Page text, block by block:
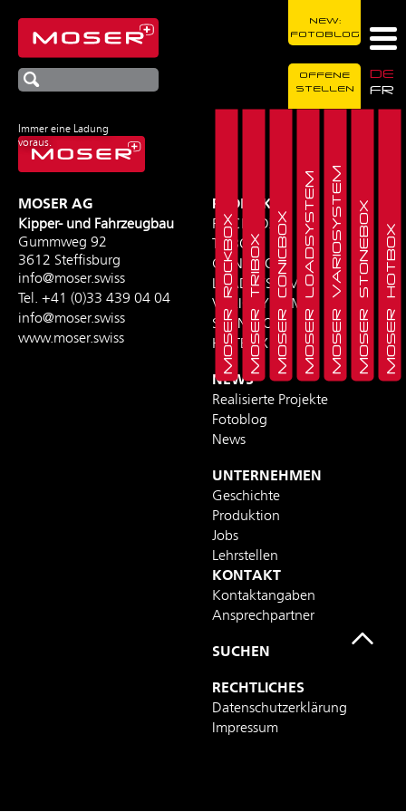
Immer eine Ladung
voraus.
DE
FR
NEW:
FOTOBLOG
OFFENE
STELLEN
MOSER ROCKBOXMOSER TRIBOXMOSER CONICBOXMOSER LOADSYSTEMMOSER VARIOSYSTEMMOSER STONEBOXMOSER HOTBOX
MOSER AG
Kipper- und Fahrzeugbau
Gummweg 92
3612 Steffisburg
info@moser.swiss
Tel. +41 (0)33 439 04 04
info@moser.swiss
www.moser.swiss
PRODUKTE
ROCKBOX
TRIBOX
CONICBOX
LOADSYSTEM
VARIOSYSTEM
STONEBOX
HOTBOX
NEWS
Realisierte Projekte
Fotoblog
News
UNTERNEHMEN
Geschichte
Produktion
Jobs
Lehrstellen
KONTAKT
Kontaktangaben
Ansprechpartner
SUCHEN
RECHTLICHES
Datenschutzerklärung
Impressum